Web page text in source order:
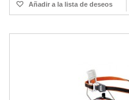
Añadir a la lista de deseos